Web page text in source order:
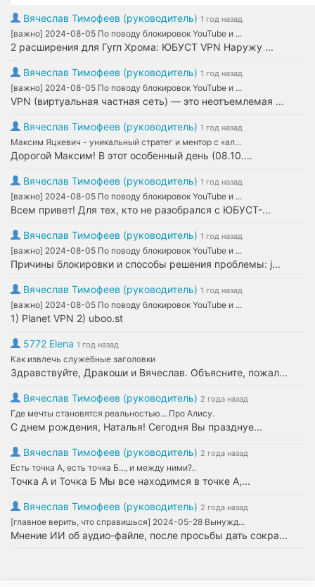
Вячеслав Тимофеев (руководитель) 1 год назад
[важно] 2024-08-05 По поводу блокировок YouTube и ...
2 расширения для Гугл Хрома: ЮБУСТ VPN Наружу ...
Вячеслав Тимофеев (руководитель) 1 год назад
[важно] 2024-08-05 По поводу блокировок YouTube и ...
VPN (виртуальная частная сеть) — это неотъемлемая ...
Вячеслав Тимофеев (руководитель) 1 год назад
Максим Яцкевич - уникальный стратег и ментор с «ал...
Дорогой Максим! В этот особенный день (08.10....
Вячеслав Тимофеев (руководитель) 1 год назад
[важно] 2024-08-05 По поводу блокировок YouTube и ...
Всем привет! Для тех, кто не разобрался с ЮБУСТ-...
Вячеслав Тимофеев (руководитель) 1 год назад
[важно] 2024-08-05 По поводу блокировок YouTube и ...
Причины блокировки и способы решения проблемы: j...
Вячеслав Тимофеев (руководитель) 1 год назад
[важно] 2024-08-05 По поводу блокировок YouTube и ...
1) Planet VPN 2) uboo.st
5772 Elena 1 год назад
Как извлечь служебные заголовки
Здравствуйте, Дракоши и Вячеслав. Объясните, пожал...
Вячеслав Тимофеев (руководитель) 2 года назад
Где мечты становятся реальностью... Про Алису.
С днем рождения, Наталья! Сегодня Вы празднуе...
Вячеслав Тимофеев (руководитель) 2 года назад
Есть точка А, есть точка Б..., и между ними?..
Точка А и Точка Б Мы все находимся в точке А,...
Вячеслав Тимофеев (руководитель) 2 года назад
[главное верить, что справишься] 2024-05-28 Вынужд...
Мнение ИИ об аудио-файле, после просьбы дать сокра...